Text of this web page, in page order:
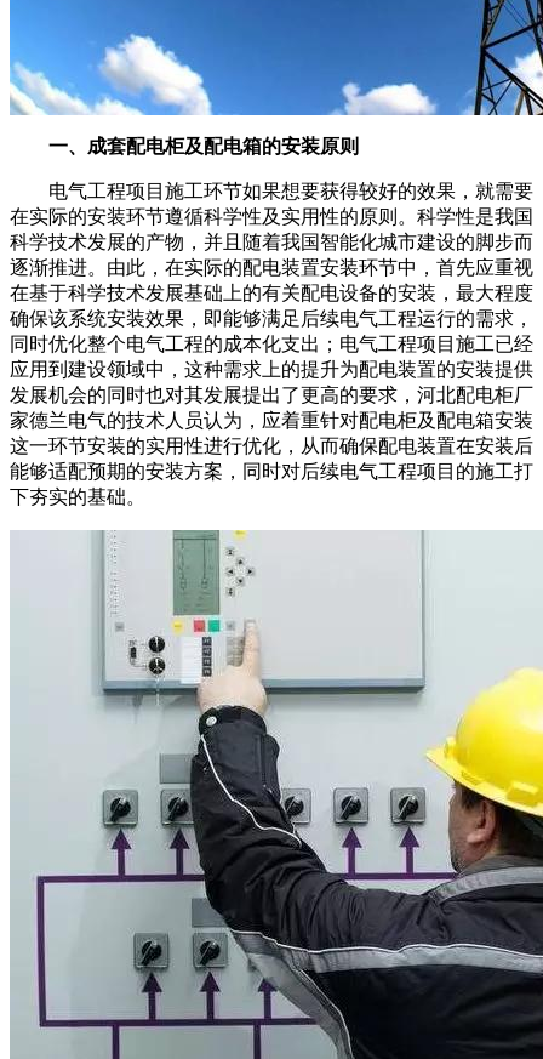
一、成套配电柜及配电箱的安装原则
电气工程项目施工环节如果想要获得较好的效果，就需要
在实际的安装环节遵循科学性及实用性的原则。科学性是我国
科学技术发展的产物，并且随着我国智能化城市建设的脚步而
逐渐推进。由此，在实际的配电装置安装环节中，首先应重视
在基于科学技术发展基础上的有关配电设备的安装，最大程度
确保该系统安装效果，即能够满足后续电气工程运行的需求，
同时优化整个电气工程的成本化支出；电气工程项目施工已经
应用到建设领域中，这种需求上的提升为配电装置的安装提供
发展机会的同时也对其发展提出了更高的要求，河北配电柜厂
家德兰电气的技术人员认为，应着重针对配电柜及配电箱安装
这一环节安装的实用性进行优化，从而确保配电装置在安装后
能够适配预期的安装方案，同时对后续电气工程项目的施工打
下夯实的基础。